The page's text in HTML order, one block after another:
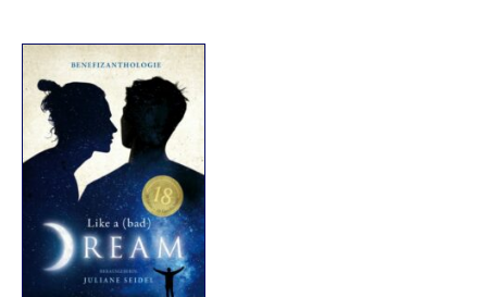
R
:
I
N
N